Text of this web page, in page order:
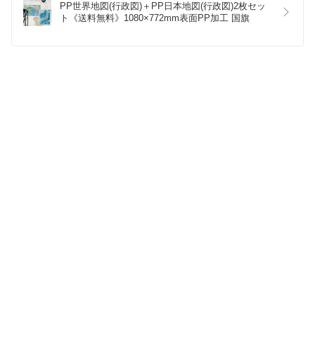
PP世界地図(行政図)＋PP日本地図(行政図)2枚セッ
ト《送料無料》1080×772mm表面PP加工 国旗